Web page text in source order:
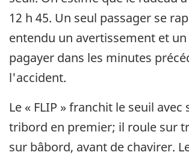
12 h 45. Un seul passager se
entendu un avertissement et
pagayer dans les minutes
l'accident.
Le « FLIP » franchit le seuil avec
tribord en premier; il roule sur
sur bâbord, avant de chavirer.